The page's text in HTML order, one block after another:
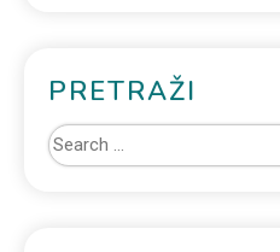
PRETRAŽI